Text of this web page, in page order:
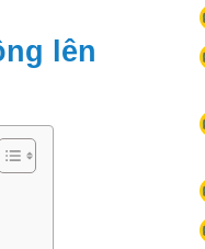
lên